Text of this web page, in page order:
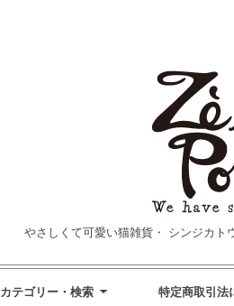
やさしくて可愛い猫雑貨・ シンジカト
カテゴリー・検索 特定商取引法